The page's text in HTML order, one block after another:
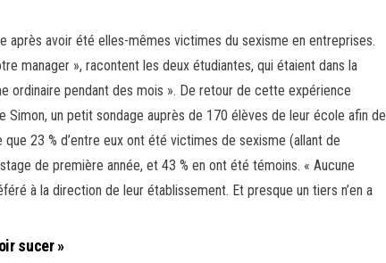
après avoir été elles-mêmes victimes du sexisme en entreprises.
manager », racontent les deux étudiantes, qui étaient dans la
ordinaire pendant des mois ». De retour de cette expérience
Simon, un petit sondage auprès de 170 élèves de leur école afin de
que 23 % d’entre eux ont été victimes de sexisme (allant de
de première année, et 43 % en ont été témoins. « Aucune
à la direction de leur établissement. Et presque un tiers n’en a
sucer »